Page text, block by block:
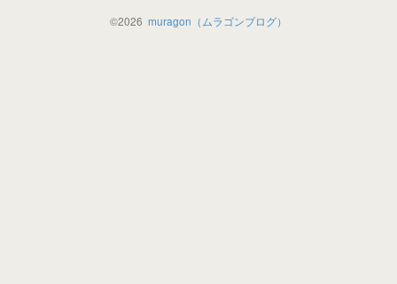
©2026 muragon（ムラゴンブログ）